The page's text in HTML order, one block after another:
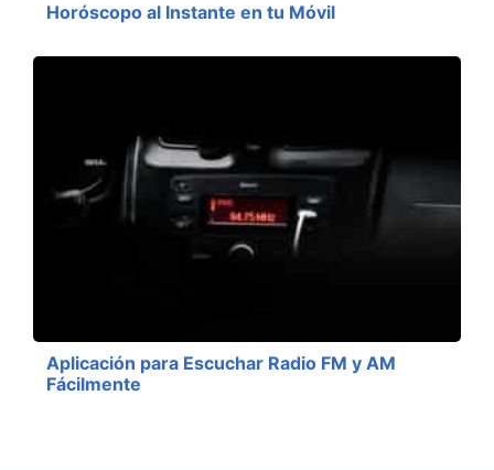
Horóscopo al Instante en tu Móvil
Aplicación para Escuchar Radio FM y AM
Fácilmente